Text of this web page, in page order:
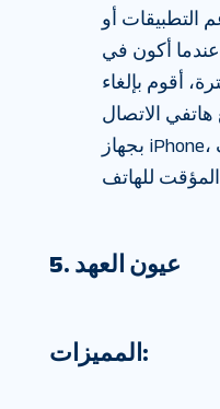
التطبيقات أو
أكون في
أقوم بإلغاء
هاتفي الاتصال
بجهاز iPhone، ولا يقوم بإلغاء الإيقاف
المؤقت للهاتف
5. عيون العهد
المميزات: